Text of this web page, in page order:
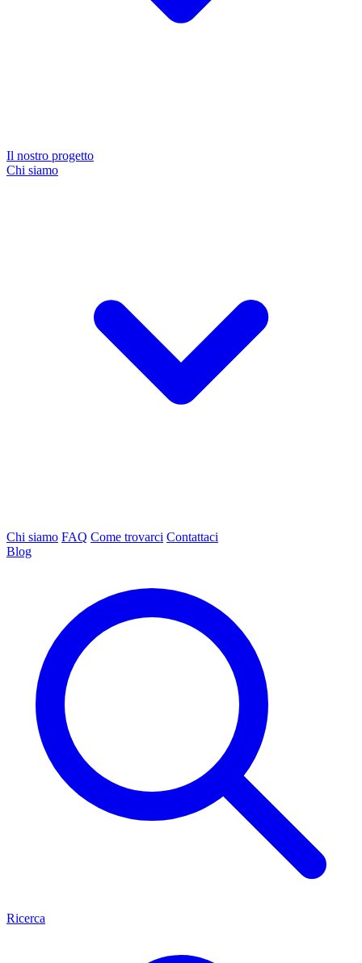
Il nostro progetto
Chi siamo
Chi siamo FAQ Come trovarci Contattaci
Blog
Ricerca